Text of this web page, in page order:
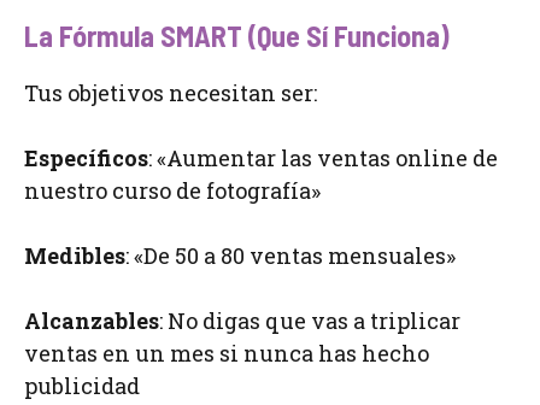
La Fórmula SMART (Que Sí Funciona)
Tus objetivos necesitan ser:
Específicos: «Aumentar las ventas online de
nuestro curso de fotografía»
Medibles: «De 50 a 80 ventas mensuales»
Alcanzables: No digas que vas a triplicar
ventas en un mes si nunca has hecho
publicidad